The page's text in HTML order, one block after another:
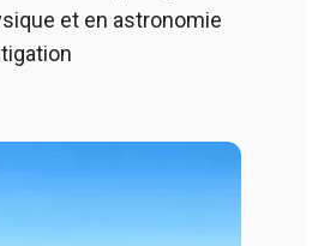
et en astronomie